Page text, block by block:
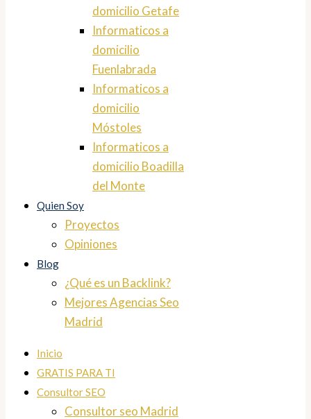
domicilio Getafe
Informaticos a
domicilio
Fuenlabrada
Informaticos a
domicilio
Móstoles
Informaticos a
domicilio Boadilla
del Monte
Quien Soy
Proyectos
Opiniones
Blog
¿Qué es un Backlink?
Mejores Agencias Seo
Madrid
Inicio
GRATIS PARA TI
Consultor SEO
Consultor seo Madrid